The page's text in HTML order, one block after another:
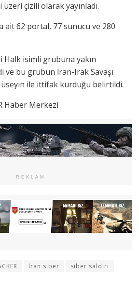
çizili olarak yayınladı.
ait 62 portal, 77 sunucu ve 280
i Halk isimli grubuna yakın
ve bu grubun İran-Irak Savaşı
ile ittifak kurduğu belirtildi.
Haber Merkezi
REKLAM
İran siber siber saldırı